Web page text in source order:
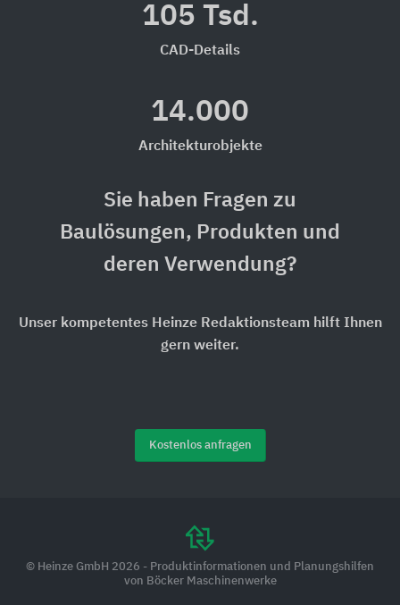
105 Tsd.
CAD-Details
14.000
Architekturobjekte
Sie haben Fragen zu
Baulösungen, Produkten und
deren Verwendung?
Unser kompetentes Heinze Redaktionsteam hilft Ihnen
gern weiter.
Kostenlos anfragen
© Heinze GmbH 2026 - Produktinformationen und Planungshilfen
von Böcker Maschinenwerke